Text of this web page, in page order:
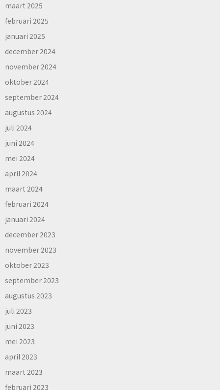
maart 2025
februari 2025
januari 2025
december 2024
november 2024
oktober 2024
september 2024
augustus 2024
juli 2024
juni 2024
mei 2024
april 2024
maart 2024
februari 2024
januari 2024
december 2023
november 2023
oktober 2023
september 2023
augustus 2023
juli 2023
juni 2023
mei 2023
april 2023
maart 2023
februari 2023